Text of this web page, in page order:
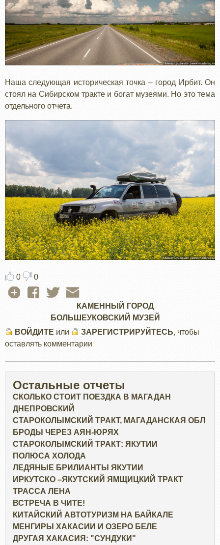
Наша следующая историческая точка – город Ирбит. Он
стоял на Сибирском тракте и богат музеями. Но это тема
отдельного отчета.
0 0
КАМЕННЫЙ ГОРОД
БОЛЬШЕУКОВСКИЙ МУЗЕЙ
ВОЙДИТЕ или ЗАРЕГИСТРИРУЙТЕСЬ, чтобы
оставлять комментарии
Остальные отчеты
СКОЛЬКО СТОИТ ПОЕЗДКА В МАГАДАН
ДНЕПРОВСКИЙ
СТАРОКОЛЫМСКИЙ ТРАКТ, МАГАДАНСКАЯ ОБЛ
БРОДЫ ЧЕРЕЗ АЯН-ЮРЯХ
СТАРОКОЛЫМСКИЙ ТРАКТ: ЯКУТИИ
ПОЛЮСА ХОЛОДА
ЛЕДЯНЫЕ БРИЛИАНТЫ ЯКУТИИ
ИРКУТСКО –ЯКУТСКИЙ ЯМЩИЦКИЙ ТРАКТ
ТРАССА ЛЕНА
ВСТРЕЧА В ЧИТЕ!
КИТАЙСКИЙ АВТОТУРИЗМ НА БАЙКАЛЕ
МЕНГИРЫ ХАКАСИИ И ОЗЕРО БЕЛЕ
ДРУГАЯ ХАКАСИЯ: "СУНДУКИ"